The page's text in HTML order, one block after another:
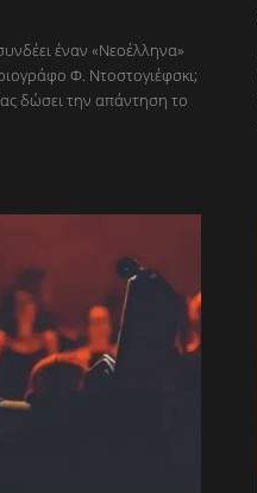
έναν «Νεοέλληνα»
Φ. Ντοστογιέφσκι;
δώσει την απάντηση το